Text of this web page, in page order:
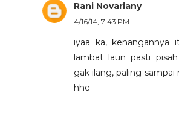
Rani Novariany
4/16/14, 7:43 PM
iyaa ka, kenangannya
lambat laun pasti
gak ilang, paling
hhe